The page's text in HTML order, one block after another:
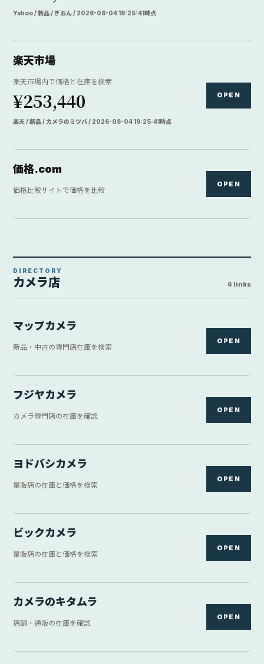
Yahoo / 新品 / ぎおん / 2026-08-04 19:25:41時点
楽天市場
楽天市場内で価格と在庫を検索
¥253,440
楽天 / 新品 / カメラのミツバ / 2026-08-04 19:25:41時点
OPEN
価格.com
価格比較サイトで価格を比較
OPEN
DIRECTORY
カメラ店 6 links
マップカメラ
新品・中古の専門店在庫を検索
OPEN
フジヤカメラ
カメラ専門店の在庫を確認
OPEN
ヨドバシカメラ
量販店の在庫と価格を検索
OPEN
ビックカメラ
量販店の在庫と価格を検索
OPEN
カメラのキタムラ
店舗・通販の在庫を確認
OPEN